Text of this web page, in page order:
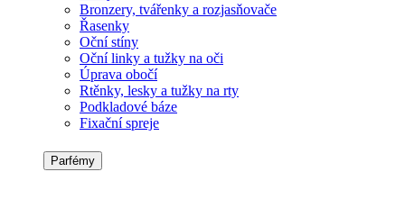
Bronzery, tvářenky a rozjasňovače
Řasenky
Oční stíny
Oční linky a tužky na oči
Úprava obočí
Rtěnky, lesky a tužky na rty
Podkladové báze
Fixační spreje
Parfémy